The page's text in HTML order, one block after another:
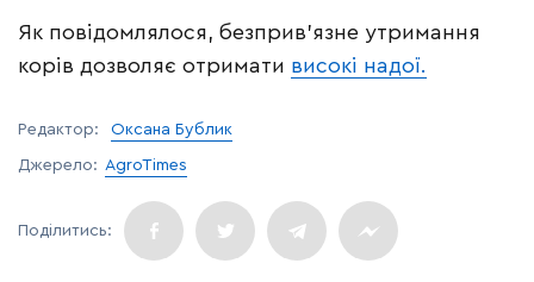
Як повідомлялося, безприв’язне утримання
корів дозволяє отримати високі надої.
Редактор: Оксана Бублик
Джерело: AgroTimes